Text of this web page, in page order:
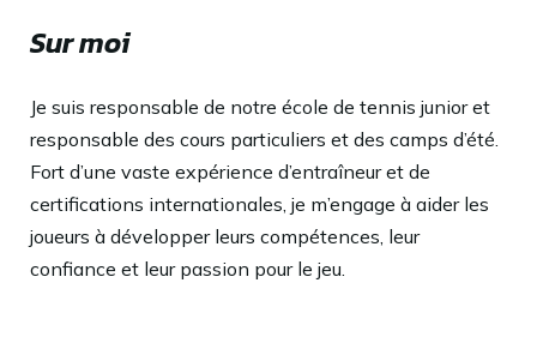
Sur moi
Je suis responsable de notre école de tennis junior et
responsable des cours particuliers et des camps d’été.
Fort d’une vaste expérience d’entraîneur et de
certifications internationales, je m’engage à aider les
joueurs à développer leurs compétences, leur
confiance et leur passion pour le jeu.